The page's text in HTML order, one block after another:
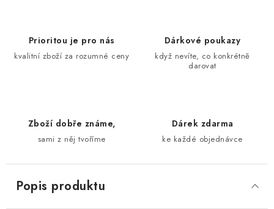
Prioritou je pro nás
kvalitní zboží za rozumné ceny
Dárkové poukazy
když nevíte, co konkrétně
darovat
Zboží dobře známe,
sami z něj tvoříme
Dárek zdarma
ke každé objednávce
Popis produktu